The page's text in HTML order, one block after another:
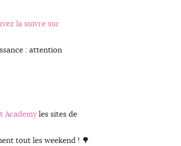
la suivre sur
: attention
Academy les sites de
tout les weekend ! 🌳